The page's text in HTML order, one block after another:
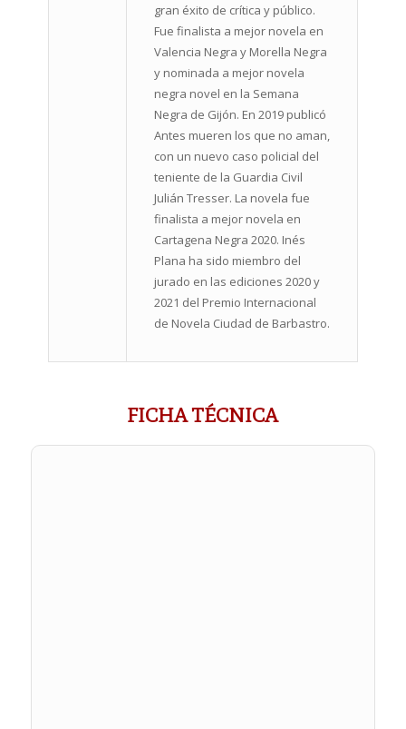
gran éxito de crítica y público.
Fue finalista a mejor novela en
Valencia Negra y Morella Negra
y nominada a mejor novela
negra novel en la Semana
Negra de Gijón. En 2019 publicó
Antes mueren los que no aman,
con un nuevo caso policial del
teniente de la Guardia Civil
Julián Tresser. La novela fue
finalista a mejor novela en
Cartagena Negra 2020. Inés
Plana ha sido miembro del
jurado en las ediciones 2020 y
2021 del Premio Internacional
de Novela Ciudad de Barbastro.
FICHA TÉCNICA